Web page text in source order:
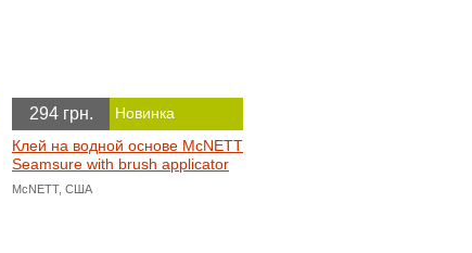
294 грн. Новинка
Клей на водной основе McNETT
Seamsure with brush applicator
McNETT, США